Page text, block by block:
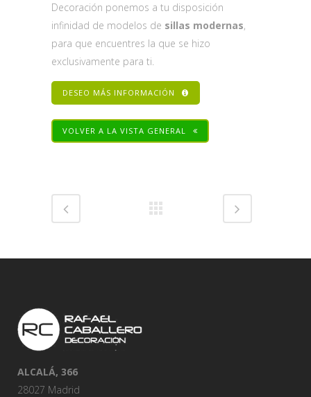
Decoración ponemos a tu disposición
infinidad de modelos de sillas modernas,
para que encuentres la que se hizo
exclusivamente para ti.
DESEO MÁS INFORMACIÓN
VOLVER A LA VISTA GENERAL
ALCALÁ, 366
28027 Madrid